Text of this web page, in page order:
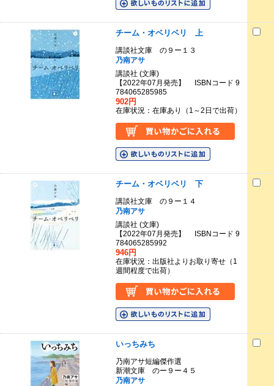
チーム・オベリベリ 上
講談社文庫 の９ー１３
乃南アサ
講談社 (文庫)
【2022年07月発売】 ISBNコード 9
784065285985
902円
在庫状況：在庫あり（1～2日で出荷）
チーム・オベリベリ 下
講談社文庫 の９ー１４
乃南アサ
講談社 (文庫)
【2022年07月発売】 ISBNコード 9
784065285992
946円
在庫状況：出版社よりお取り寄せ（1
週間程度で出荷）
いっちみち
乃南アサ短編傑作選
新潮文庫 のー９ー４５
乃南アサ